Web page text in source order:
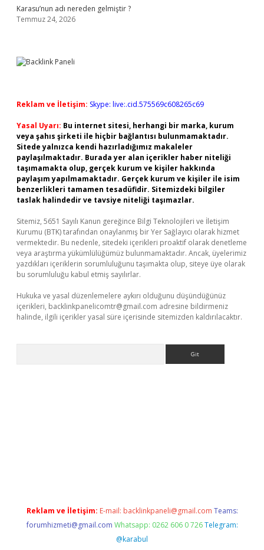
Karasu’nun adı nereden gelmiştir ?
Temmuz 24, 2026
Reklam ve İletişim: Skype: live:.cid.575569c608265c69
Yasal Uyarı: Bu internet sitesi, herhangi bir marka, kurum
veya şahıs şirketi ile hiçbir bağlantısı bulunmamaktadır.
Sitede yalnızca kendi hazırladığımız makaleler
paylaşılmaktadır. Burada yer alan içerikler haber niteliği
taşımamakta olup, gerçek kurum ve kişiler hakkında
paylaşım yapılmamaktadır. Gerçek kurum ve kişiler ile isim
benzerlikleri tamamen tesadüfidir. Sitemizdeki bilgiler
taslak halindedir ve tavsiye niteliği taşımazlar.
Sitemiz, 5651 Sayılı Kanun gereğince Bilgi Teknolojileri ve İletişim
Kurumu (BTK) tarafından onaylanmış bir Yer Sağlayıcı olarak hizmet
vermektedir. Bu nedenle, sitedeki içerikleri proaktif olarak denetleme
veya araştırma yükümlülüğümüz bulunmamaktadır. Ancak, üyelerimiz
yazdıkları içeriklerin sorumluluğunu taşımakta olup, siteye üye olarak
bu sorumluluğu kabul etmiş sayılırlar.
Hukuka ve yasal düzenlemelere aykırı olduğunu düşündüğünüz
içerikleri, backlinkpanelicomtr@gmail.com adresine bildirmeniz
halinde, ilgili içerikler yasal süre içerisinde sitemizden kaldırılacaktır.
Reklam ve İletişim: E-mail: backlinkpaneli@gmail.com Teams:
forumhizmeti@gmail.com Whatsapp: 0262 606 0 726 Telegram:
@karabul